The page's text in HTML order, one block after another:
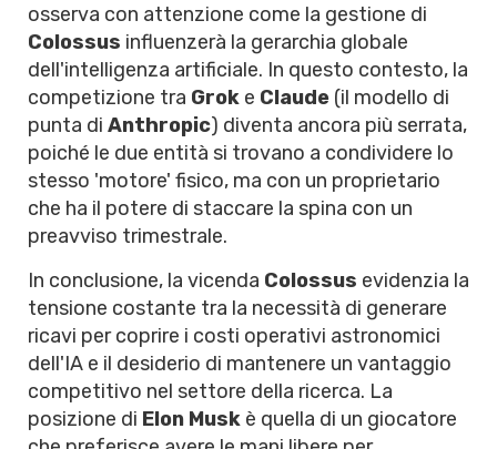
osserva con attenzione come la gestione di
Colossus influenzerà la gerarchia globale
dell'intelligenza artificiale. In questo contesto, la
competizione tra Grok e Claude (il modello di
punta di Anthropic) diventa ancora più serrata,
poiché le due entità si trovano a condividere lo
stesso 'motore' fisico, ma con un proprietario
che ha il potere di staccare la spina con un
preavviso trimestrale.
In conclusione, la vicenda Colossus evidenzia la
tensione costante tra la necessità di generare
ricavi per coprire i costi operativi astronomici
dell'IA e il desiderio di mantenere un vantaggio
competitivo nel settore della ricerca. La
posizione di Elon Musk è quella di un giocatore